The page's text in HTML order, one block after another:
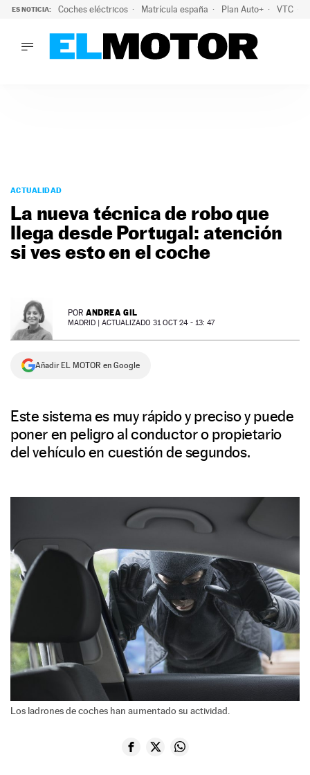
ES NOTICIA: Coches eléctricos Matrícula españa Plan Auto+ VTC
PODCAST
MOTOS
TECNOLOGÍA
SUPERCOCHES
SERVICIOS
NEWSLETTER
SÍGUENOS
ACTUALIDAD
La nueva técnica de robo que
llega desde Portugal: atención
si ves esto en el coche
POR ANDREA GIL
MADRID | ACTUALIZADO 31 OCT 24 - 13: 47
Añadir EL MOTOR en Google
Este sistema es muy rápido y preciso y puede
poner en peligro al conductor o propietario
del vehículo en cuestión de segundos.
Los ladrones de coches han aumentado su actividad.